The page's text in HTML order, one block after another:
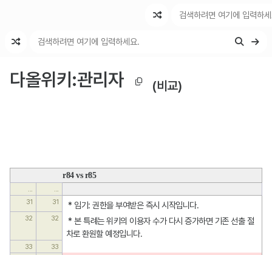
다올위키 :관리자 (비교)
r84 vs r85
...
...
31
31 * 임기: 권한을 부여받은 즉시 시작입니다.
32 32
* 본 특례는 위키의 이용자 수가 다시 증가하면 기존 선출 절
차로 환원할 예정입니다.
33
33